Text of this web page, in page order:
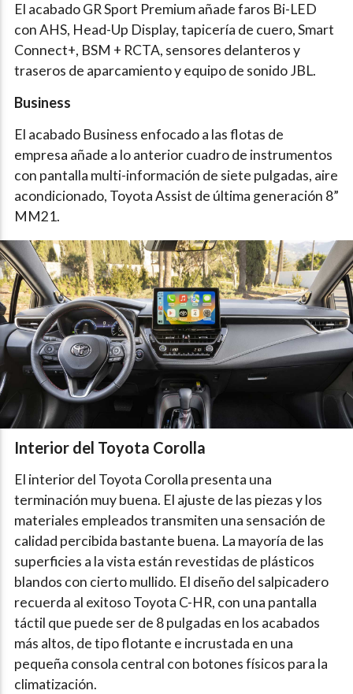
El acabado GR Sport Premium añade faros Bi-LED
con AHS, Head-Up Display, tapicería de cuero, Smart
Connect+, BSM + RCTA, sensores delanteros y
traseros de aparcamiento y equipo de sonido JBL.
Business
El acabado Business enfocado a las flotas de
empresa añade a lo anterior cuadro de instrumentos
con pantalla multi-información de siete pulgadas, aire
acondicionado, Toyota Assist de última generación 8”
MM21.
Interior del Toyota Corolla
El interior del Toyota Corolla presenta una
terminación muy buena. El ajuste de las piezas y los
materiales empleados transmiten una sensación de
calidad percibida bastante buena. La mayoría de las
superficies a la vista están revestidas de plásticos
blandos con cierto mullido. El diseño del salpicadero
recuerda al exitoso Toyota C-HR, con una pantalla
táctil que puede ser de 8 pulgadas en los acabados
más altos, de tipo flotante e incrustada en una
pequeña consola central con botones físicos para la
climatización.